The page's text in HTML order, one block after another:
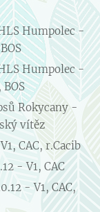
Humpolec -
Humpolec -
BOS
Rokycany -
vítěz
CAC, r.Cacib
- V1, CAC
- V1, CAC,